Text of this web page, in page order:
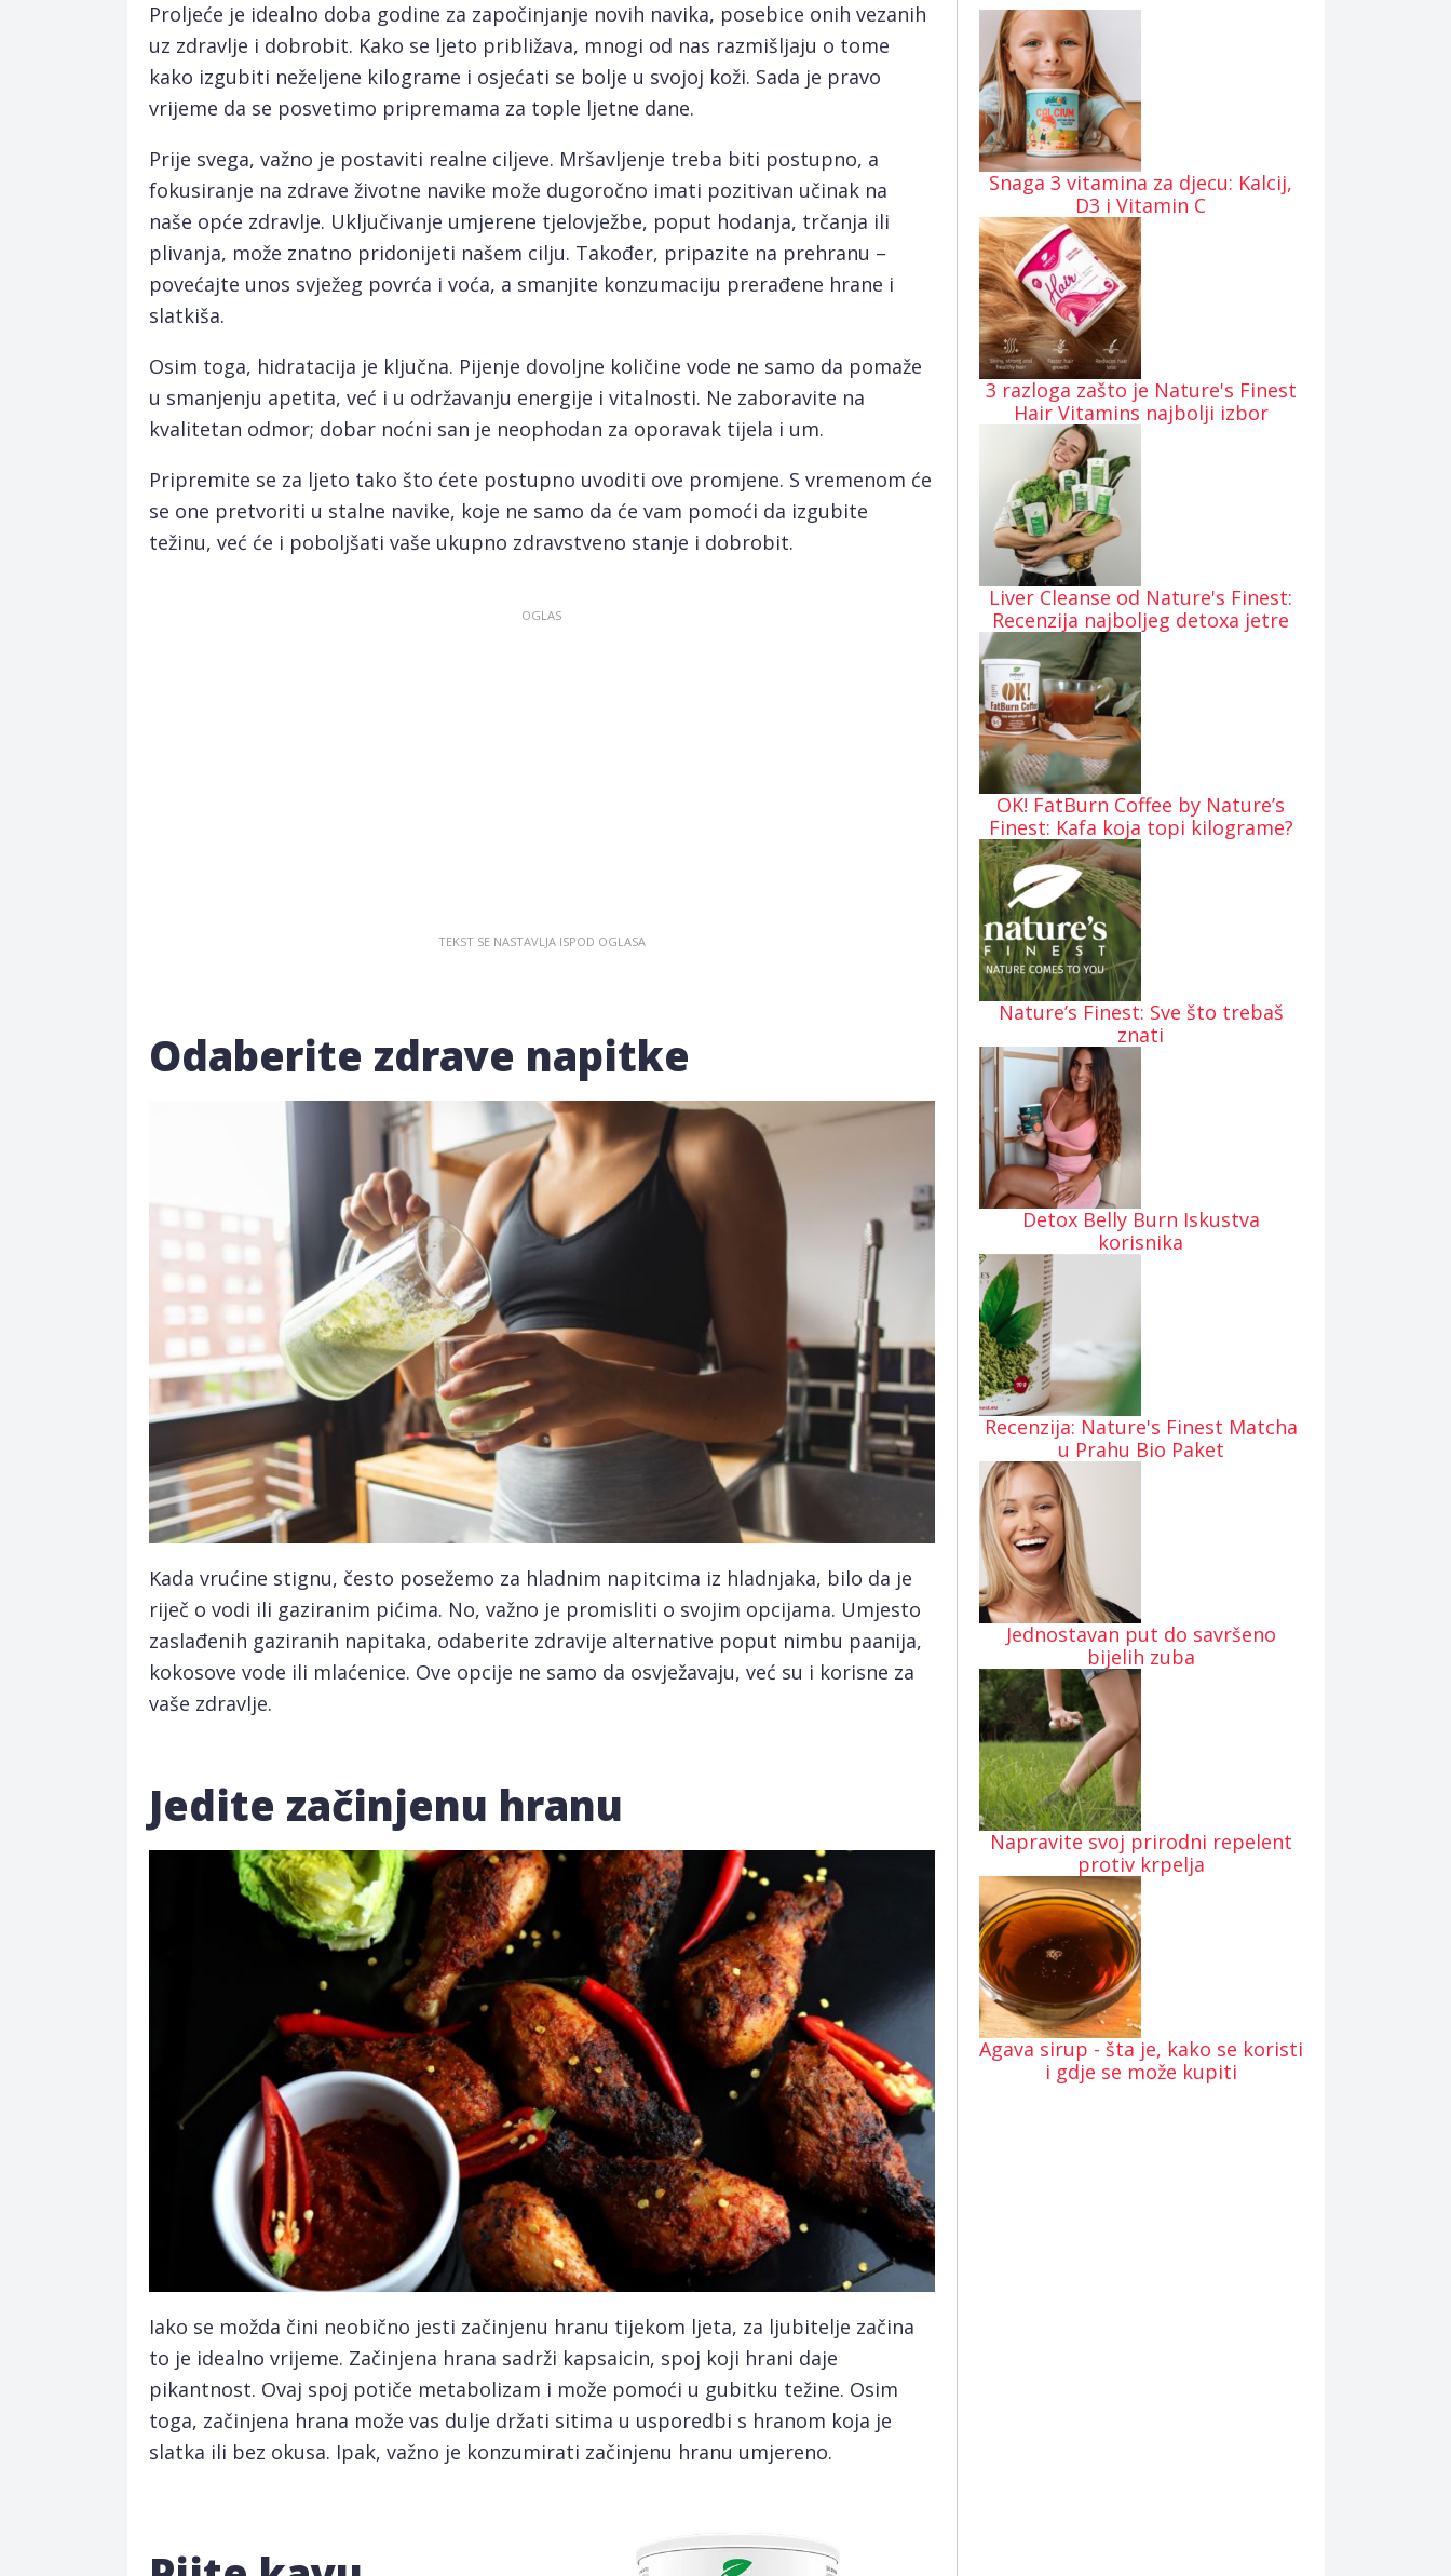
Proljeće je idealno doba godine za započinjanje novih navika, posebice onih vezanih
uz zdravlje i dobrobit. Kako se ljeto približava, mnogi od nas razmišljaju o tome
kako izgubiti neželjene kilograme i osjećati se bolje u svojoj koži. Sada je pravo
vrijeme da se posvetimo pripremama za tople ljetne dane.
Prije svega, važno je postaviti realne ciljeve. Mršavljenje treba biti postupno, a
fokusiranje na zdrave životne navike može dugoročno imati pozitivan učinak na
naše opće zdravlje. Uključivanje umjerene tjelovježbe, poput hodanja, trčanja ili
plivanja, može znatno pridonijeti našem cilju. Također, pripazite na prehranu –
povećajte unos svježeg povrća i voća, a smanjite konzumaciju prerađene hrane i
slatkiša.
Osim toga, hidratacija je ključna. Pijenje dovoljne količine vode ne samo da pomaže
u smanjenju apetita, već i u održavanju energije i vitalnosti. Ne zaboravite na
kvalitetan odmor; dobar noćni san je neophodan za oporavak tijela i um.
Pripremite se za ljeto tako što ćete postupno uvoditi ove promjene. S vremenom će
se one pretvoriti u stalne navike, koje ne samo da će vam pomoći da izgubite
težinu, već će i poboljšati vaše ukupno zdravstveno stanje i dobrobit.
Odaberite zdrave napitke
Kada vrućine stignu, često posežemo za hladnim napitcima iz hladnjaka, bilo da je
riječ o vodi ili gaziranim pićima. No, važno je promisliti o svojim opcijama. Umjesto
zaslađenih gaziranih napitaka, odaberite zdravije alternative poput nimbu paanija,
kokosove vode ili mlaćenice. Ove opcije ne samo da osvježavaju, već su i korisne za
vaše zdravlje.
Jedite začinjenu hranu
Iako se možda čini neobično jesti začinjenu hranu tijekom ljeta, za ljubitelje začina
to je idealno vrijeme. Začinjena hrana sadrži kapsaicin, spoj koji hrani daje
pikantnost. Ovaj spoj potiče metabolizam i može pomoći u gubitku težine. Osim
toga, začinjena hrana može vas dulje držati sitima u usporedbi s hranom koja je
slatka ili bez okusa. Ipak, važno je konzumirati začinjenu hranu umjereno.
Snaga 3 vitamina za djecu: Kalcij,
D3 i Vitamin C
3 razloga zašto je Nature's Finest
Hair Vitamins najbolji izbor
Liver Cleanse od Nature's Finest:
Recenzija najboljeg detoxa jetre
OK! FatBurn Coffee by Nature’s
Finest: Kafa koja topi kilograme?
Nature’s Finest: Sve što trebaš
znati
Detox Belly Burn Iskustva
korisnika
Recenzija: Nature's Finest Matcha
u Prahu Bio Paket
Jednostavan put do savršeno
bijelih zuba
Napravite svoj prirodni repelent
protiv krpelja
Agava sirup - šta je, kako se koristi
i gdje se može kupiti